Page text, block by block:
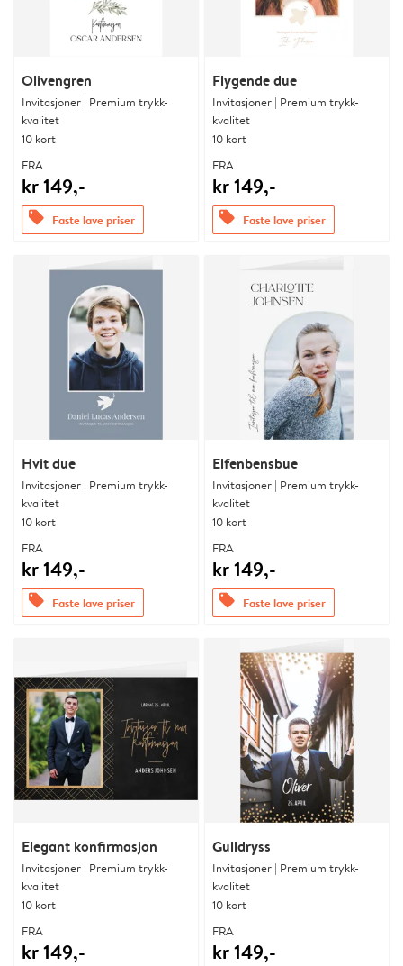
Olivengren
Invitasjoner | Premium trykk-
kvalitet
10 kort
FRA
kr 149,-
offers Faste lave priser
Flygende due
Invitasjoner | Premium trykk-
kvalitet
10 kort
FRA
kr 149,-
offers Faste lave priser
Hvit due
Invitasjoner | Premium trykk-
kvalitet
10 kort
FRA
kr 149,-
offers Faste lave priser
Elfenbensbue
Invitasjoner | Premium trykk-
kvalitet
10 kort
FRA
kr 149,-
offers Faste lave priser
Elegant konfirmasjon
Invitasjoner | Premium trykk-
kvalitet
10 kort
FRA
kr 149,-
Gulldryss
Invitasjoner | Premium trykk-
kvalitet
10 kort
FRA
kr 149,-